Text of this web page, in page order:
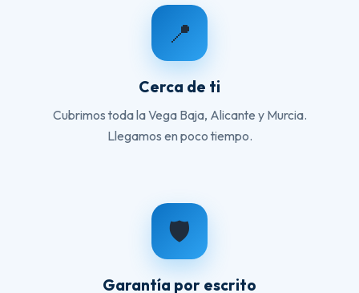
📍
Cerca de ti
Cubrimos toda la Vega Baja, Alicante y Murcia.
Llegamos en poco tiempo.
🛡️
Garantía por escrito